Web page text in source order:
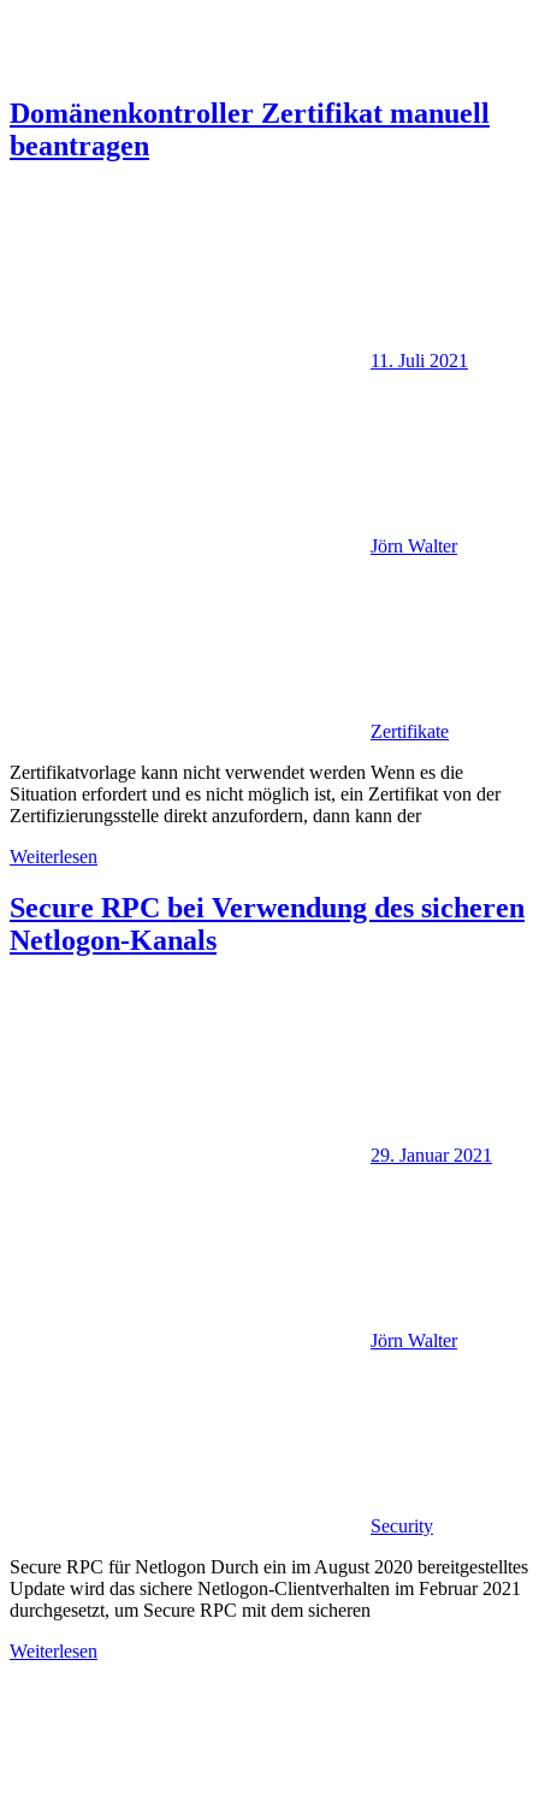
Domänenkontroller Zertifikat manuell
beantragen
11. Juli 2021
Jörn Walter
Zertifikate
Zertifikatvorlage kann nicht verwendet werden Wenn es die
Situation erfordert und es nicht möglich ist, ein Zertifikat von der
Zertifizierungsstelle direkt anzufordern, dann kann der
Weiterlesen
Secure RPC bei Verwendung des sicheren
Netlogon-Kanals
29. Januar 2021
Jörn Walter
Security
Secure RPC für Netlogon Durch ein im August 2020 bereitgestelltes
Update wird das sichere Netlogon-Clientverhalten im Februar 2021
durchgesetzt, um Secure RPC mit dem sicheren
Weiterlesen